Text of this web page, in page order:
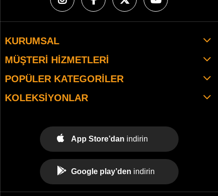
KURUMSAL
MÜŞTERI HIZMETLERI
POPÜLER KATEGORILER
KOLEKSIYONLAR
App Store’dan indirin
Google play’den indirin